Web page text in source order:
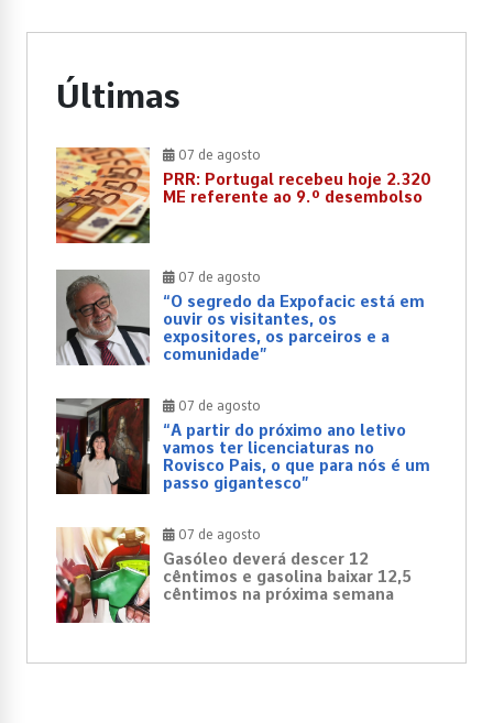
Últimas
07 de agosto
PRR: Portugal recebeu hoje 2.320
ME referente ao 9.º desembolso
07 de agosto
“O segredo da Expofacic está em
ouvir os visitantes, os
expositores, os parceiros e a
comunidade”
07 de agosto
“A partir do próximo ano letivo
vamos ter licenciaturas no
Rovisco Pais, o que para nós é um
passo gigantesco”
07 de agosto
Gasóleo deverá descer 12
cêntimos e gasolina baixar 12,5
cêntimos na próxima semana